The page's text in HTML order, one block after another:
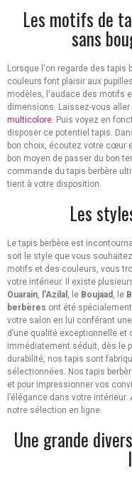
Les motifs de
sans
Lorsque l'on regarde des tapis
couleurs font plaisir aux
modèles, l'audace des motifs
dimensions. Laissez-vous
multicolore . Puis voyez en
disposer ce potentiel tapis.
bon choix, écoutez votre cœur
bon moyen de passer du bon
commande du tapis berbère
tient à votre disposition.
Les
Le tapis berbère est
soit le style que vous
motifs et des couleurs, vous
votre intérieur. Il existe
Ouarain
l'Azilal , le Boujaad , le
berbères ont été
votre salon en lui conférant une
d’une qualité exceptionnelle et
immédiatement séduit, dès le
durabilité, nos tapis sont
sélectionnées. Nos tapis
et pour impressionner vos
l’élégance dans votre
notre sélection en ligne.
Une grande